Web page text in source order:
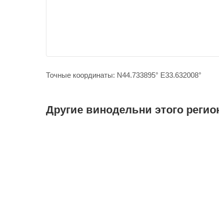
Точные координаты: N44.733895° E33.632008°
Другие винодельни этого